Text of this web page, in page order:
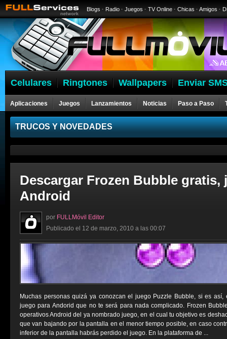
Blogs · Radio · Juegos · TV Online · Chicas · Amigos ·
Celulares Ringtones Wallpapers Enviar
Aplicaciones Juegos Lanzamientos Noticias Paso a Paso
Celulares
TRUCOS Y NOVEDADES
Descargar Frozen Bubble gratis,
Android
por FULLMóvil Editor
Publicado el 12 de marzo, 2010 a las 00:07
Muchas personas quizá ya conozcan el juego Puzzle Bubble, si es así,
juego para Andorid que no te será para nada complicado. Frozen
operativos Android del ya nombrado juego, en el cual tu objetivo es
que van bajando por la pantalla en el menor tiempo posible, en caso
inferior de la pantalla habrás perdido el juego. En la plataforma de ...